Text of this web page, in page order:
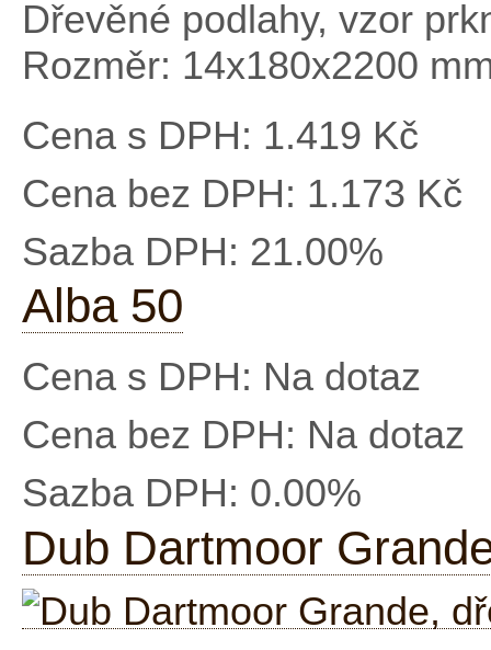
Dřevěné podlahy, vzor
Rozměr: 14x180x2200
Cena s DPH: 1.419 Kč
Cena bez DPH: 1.173 Kč
Sazba DPH: 21.00%
Alba 50
Cena s DPH: Na dotaz
Cena bez DPH: Na dotaz
Sazba DPH: 0.00%
Dub Dartmoor